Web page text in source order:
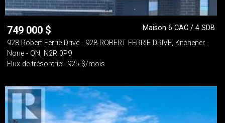
749 000 $
Maison 6 CAC / 4 SDB
928 Robert Ferrie Drive - 928 ROBERT FERRIE DRIVE, Kitchener -
None - ON, N2R 0P9
Flux de trésorerie: -925 $/mois